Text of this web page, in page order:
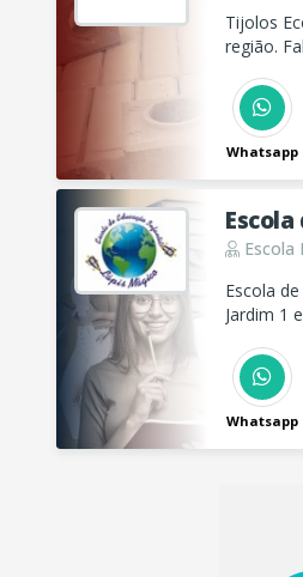
Tijolos
região.
Whatsapp
Escola
Escola
Jardim 1
Whatsapp